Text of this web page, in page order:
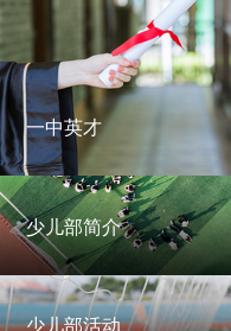
一中英才
一中英才
少儿部简介
少儿部简介
少儿部活动